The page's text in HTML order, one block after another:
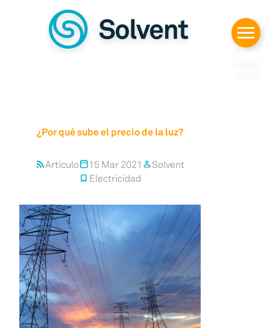
Despl
azars
e
¿Por qué sube el precio de la luz?
rss_feedArtículocalendar_today15 Mar 2021 personSolvent
bookmark Electricidad